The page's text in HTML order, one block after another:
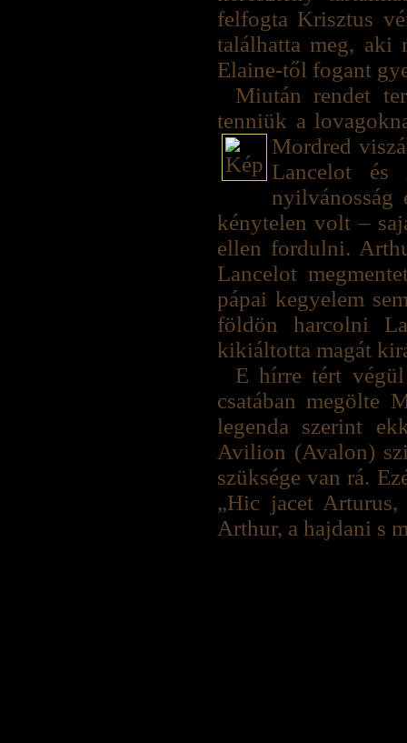
felfogta Krisztus
találhatta meg, aki
Elaine-től fogant
Miután rendet
tenniük a
Mordred
Lancelot
kénytelen volt –
ellen fordulni.
Lancelot
pápai kegyelem
földön harcolni
kikiáltotta magát
E hírre tért
csatában megölte
legenda szerint
Avilion (Avalon)
szüksége van rá.
„Hic jacet
Arthur, a hajdani s